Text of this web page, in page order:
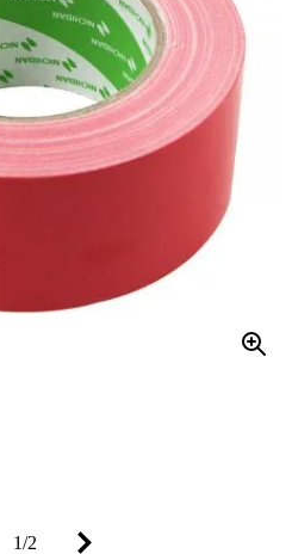
1/2